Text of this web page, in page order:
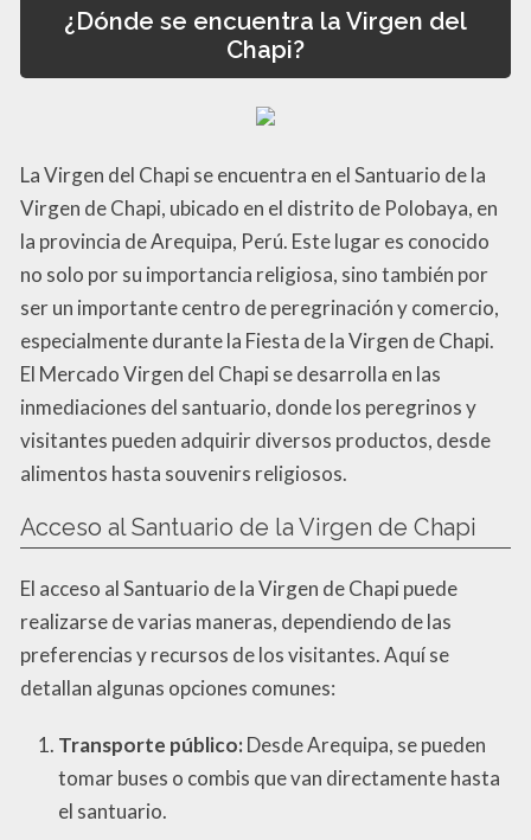
¿Dónde se encuentra la Virgen del
Chapi?
La Virgen del Chapi se encuentra en el Santuario de la
Virgen de Chapi, ubicado en el distrito de Polobaya, en
la provincia de Arequipa, Perú. Este lugar es conocido
no solo por su importancia religiosa, sino también por
ser un importante centro de peregrinación y comercio,
especialmente durante la Fiesta de la Virgen de Chapi.
El Mercado Virgen del Chapi se desarrolla en las
inmediaciones del santuario, donde los peregrinos y
visitantes pueden adquirir diversos productos, desde
alimentos hasta souvenirs religiosos.
Acceso al Santuario de la Virgen de Chapi
El acceso al Santuario de la Virgen de Chapi puede
realizarse de varias maneras, dependiendo de las
preferencias y recursos de los visitantes. Aquí se
detallan algunas opciones comunes:
Transporte público: Desde Arequipa, se pueden
tomar buses o combis que van directamente hasta
el santuario.